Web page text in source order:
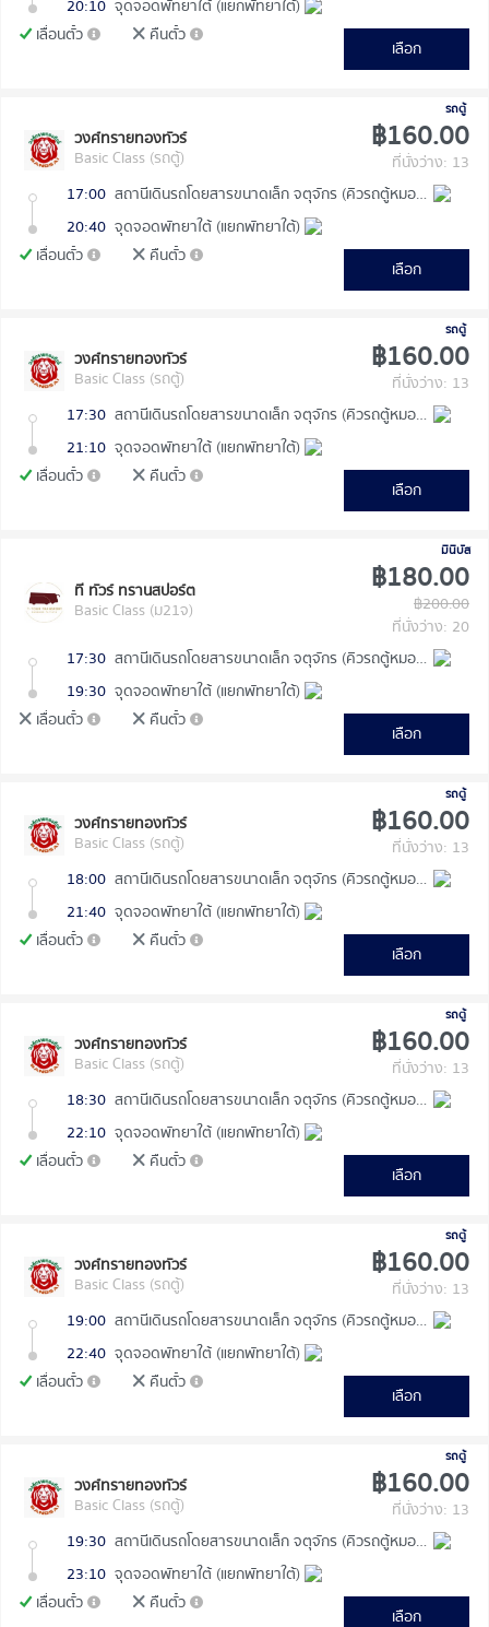
20:10 จุดจอดพัทยาใต้ (แยกพัทยาใต้)
เลื่อนตั๋ว
คืนตั๋ว
เลือก
รถตู้
วงศ์ทรายทองทัวร์
Basic Class (รถตู้)
฿160.00
ที่นั่งว่าง: 13
17:00
สถานีเดินรถโดยสารขนาดเล็ก จตุจักร (คิวรถตู้หมอชิต 2)
20:40 จุดจอดพัทยาใต้ (แยกพัทยาใต้)
เลื่อนตั๋ว
คืนตั๋ว
เลือก
รถตู้
วงศ์ทรายทองทัวร์
Basic Class (รถตู้)
฿160.00
ที่นั่งว่าง: 13
17:30
สถานีเดินรถโดยสารขนาดเล็ก จตุจักร (คิวรถตู้หมอชิต 2)
21:10 จุดจอดพัทยาใต้ (แยกพัทยาใต้)
เลื่อนตั๋ว
คืนตั๋ว
เลือก
มินิบัส
ที ทัวร์ ทรานสปอร์ต
Basic Class (ม21จ)
฿180.00
฿200.00
ที่นั่งว่าง: 20
17:30
สถานีเดินรถโดยสารขนาดเล็ก จตุจักร (คิวรถตู้หมอชิต 2)
19:30 จุดจอดพัทยาใต้ (แยกพัทยาใต้)
เลื่อนตั๋ว
คืนตั๋ว
เลือก
รถตู้
วงศ์ทรายทองทัวร์
Basic Class (รถตู้)
฿160.00
ที่นั่งว่าง: 13
18:00
สถานีเดินรถโดยสารขนาดเล็ก จตุจักร (คิวรถตู้หมอชิต 2)
21:40 จุดจอดพัทยาใต้ (แยกพัทยาใต้)
เลื่อนตั๋ว
คืนตั๋ว
เลือก
รถตู้
วงศ์ทรายทองทัวร์
Basic Class (รถตู้)
฿160.00
ที่นั่งว่าง: 13
18:30
สถานีเดินรถโดยสารขนาดเล็ก จตุจักร (คิวรถตู้หมอชิต 2)
22:10 จุดจอดพัทยาใต้ (แยกพัทยาใต้)
เลื่อนตั๋ว
คืนตั๋ว
เลือก
รถตู้
วงศ์ทรายทองทัวร์
Basic Class (รถตู้)
฿160.00
ที่นั่งว่าง: 13
19:00
สถานีเดินรถโดยสารขนาดเล็ก จตุจักร (คิวรถตู้หมอชิต 2)
22:40 จุดจอดพัทยาใต้ (แยกพัทยาใต้)
เลื่อนตั๋ว
คืนตั๋ว
เลือก
รถตู้
วงศ์ทรายทองทัวร์
Basic Class (รถตู้)
฿160.00
ที่นั่งว่าง: 13
19:30
สถานีเดินรถโดยสารขนาดเล็ก จตุจักร (คิวรถตู้หมอชิต 2)
23:10 จุดจอดพัทยาใต้ (แยกพัทยาใต้)
เลื่อนตั๋ว
คืนตั๋ว
เลือก